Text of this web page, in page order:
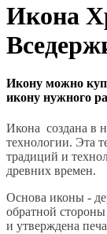
Икона
Икону можно
икону нужного
Икона создана в
технологии. Эта
традиций и
древних времен.
Основа иконы -
обратной
и утверждена